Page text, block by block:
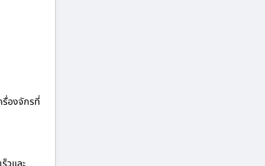
รื่องจักรที่